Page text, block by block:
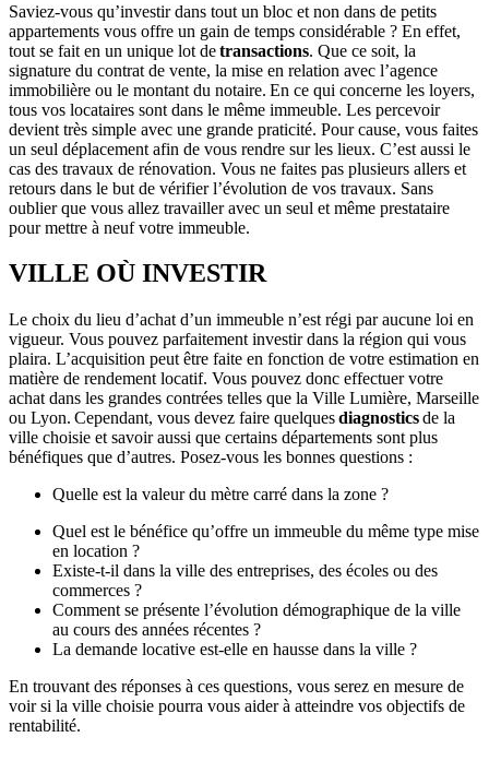
Saviez-vous qu’investir dans tout un bloc et non dans de petits
appartements vous offre un gain de temps considérable ? En effet,
tout se fait en un unique lot detransactions. Que ce soit, la
signature du contrat de vente, la mise en relation avec l’agence
immobilière ou le montant du notaire. En ce qui concerne les loyers,
tous vos locataires sont dans le même immeuble. Les percevoir
devient très simple avec une grande praticité. Pour cause, vous faites
un seul déplacement afin de vous rendre sur les lieux. C’est aussi le
cas des travaux de rénovation. Vous ne faites pas plusieurs allers et
retours dans le but de vérifier l’évolution de vos travaux. Sans
oublier que vous allez travailler avec un seul et même prestataire
pour mettre à neuf votre immeuble.
VILLE OÙ INVESTIR
Le choix du lieu d’achat d’un immeuble n’est régi par aucune loi en
vigueur. Vous pouvez parfaitement investir dans la région qui vous
plaira. L’acquisition peut être faite en fonction de votre estimation en
matière de rendement locatif. Vous pouvez donc effectuer votre
achat dans les grandes contrées telles que la Ville Lumière, Marseille
ou Lyon. Cependant, vous devez faire quelquesdiagnosticsde la
ville choisie et savoir aussi que certains départements sont plus
bénéfiques que d’autres. Posez-vous les bonnes questions :
Quelle est la valeur du mètre carré dans la zone ?
Quel est le bénéfice qu’offre un immeuble du même type mise
en location ?
Existe-t-il dans la ville des entreprises, des écoles ou des
commerces ?
Comment se présente l’évolution démographique de la ville
au cours des années récentes ?
La demande locative est-elle en hausse dans la ville ?
En trouvant des réponses à ces questions, vous serez en mesure de
voir si la ville choisie pourra vous aider à atteindre vos objectifs de
rentabilité.